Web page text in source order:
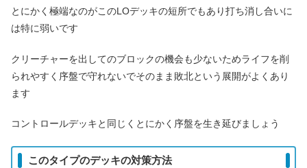
とにかく極端なのがこのLOデッキの短所でもあり打ち消し合いに
は特に弱いです
クリーチャーを出してのブロックの機会も少ないためライフを削
られやすく序盤で守れないでそのまま敗北という展開がよくあり
ます
コントロールデッキと同じくとにかく序盤を生き延びましょう
このタイプのデッキの対策方法